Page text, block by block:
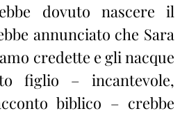
dovuto nascere il
annunciato che Sara
credette e gli nacque
figlio – incantevole,
biblico – crebbe